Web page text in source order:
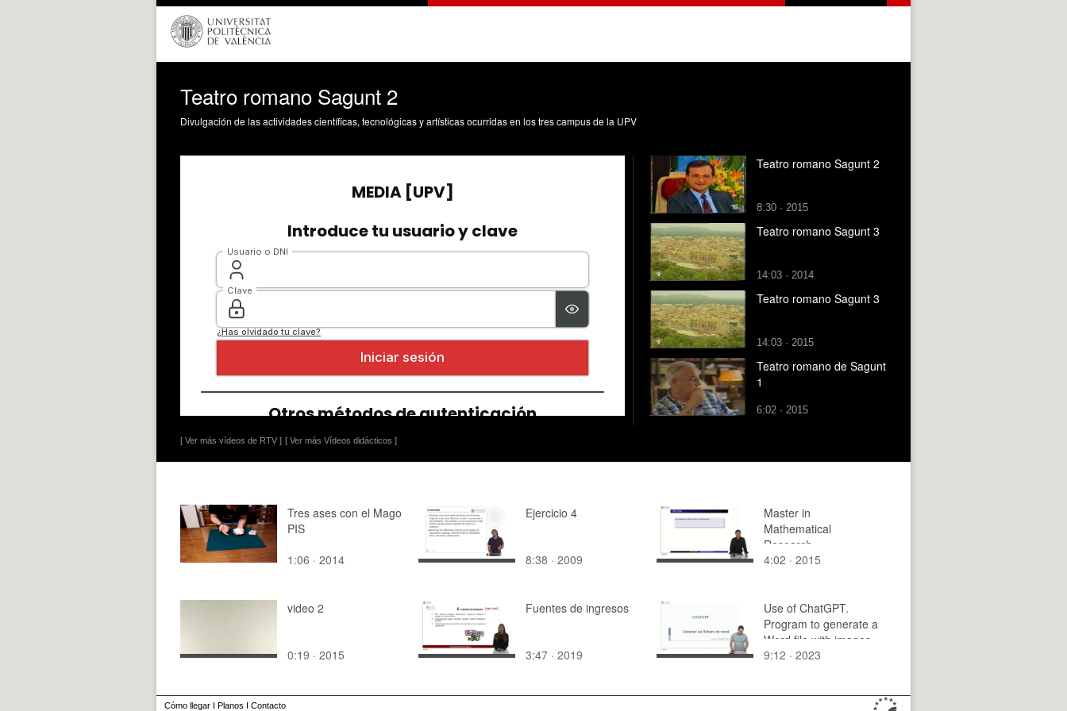
Teatro romano Sagunt 2
Divulgación de las actividades científicas, tecnológicas y artísticas ocurridas en los tres campus de la UPV
[ Ver más vídeos de RTV ] [ Ver más Vídeos didácticos ]
Teatro romano Sagunt 2
8:30 · 2015
Teatro romano Sagunt 3
14:03 · 2014
Teatro romano Sagunt 3
14:03 · 2015
Teatro romano de Sagunt
1
6:02 · 2015
Tres ases con el Mago
PIS
1:06 · 2014
Ejercicio 4
8:38 · 2009
Master in
Mathematical
Research
4:02 · 2015
video 2
0:19 · 2015
Fuentes de ingresos
3:47 · 2019
Use of ChatGPT.
Program to generate a
Word file with images
in tables
9:12 · 2023
Cómo llegar I Planos I Contacto